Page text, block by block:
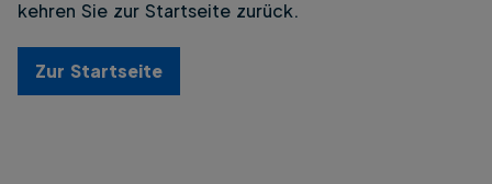
kehren Sie zur Startseite zurück.
Zur Startseite